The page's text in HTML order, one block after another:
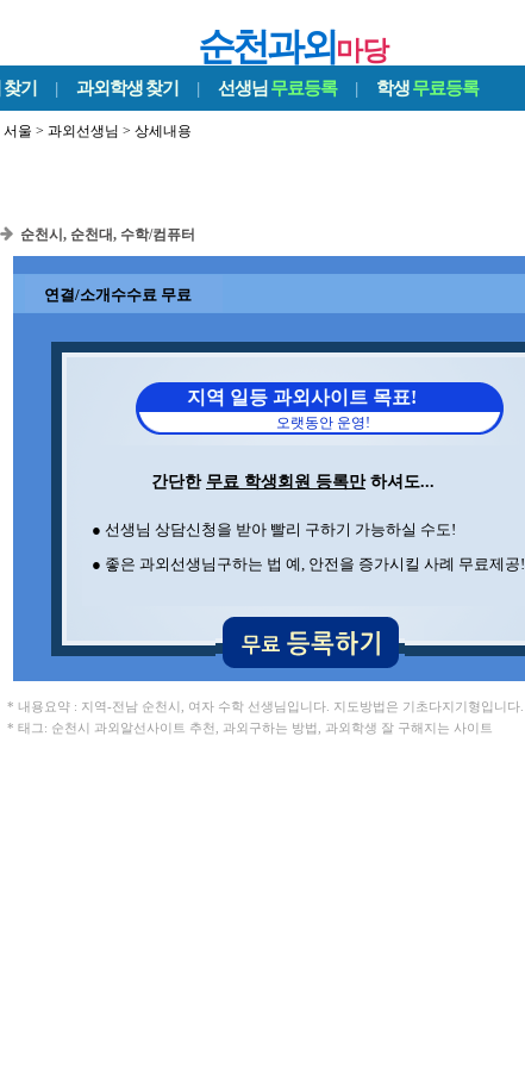
순천과외마당
찾기 | 과외학생찾기 | 선생님 무료등록 | 학생무료등록
서울 > 과외선생님 > 상세내용
순천시, 순천대, 수학/컴퓨터
연결/소개수수료 무료
지역 일등 과외사이트 목표!
오랫동안 운영!
간단한 무료 학생회원 등록만하셔도...
● 선생님 상담신청을 받아 빨리 구하기 가능하실 수도!
● 좋은 과외선생님구하는 법 예, 안전을 증가시킬 사례 무료제공!
* 내용요약 : 지역-전남 순천시, 여자 수학 선생님입니다. 지도방법은 기초다지기형입니다.
* 태그: 순천시 과외알선사이트 추천, 과외구하는 방법, 과외학생 잘 구해지는 사이트